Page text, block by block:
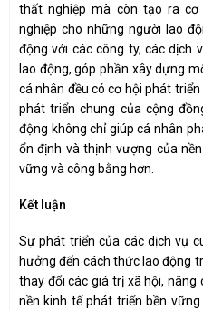
thất nghiệp mà còn tạo ra
nghiệp cho những người lao
động với các công ty, các dịch
lao động, góp phần xây dựng
cá nhân đều có cơ hội phát
phát triển chung của cộng
động không chỉ giúp cá nhân
ổn định và thịnh vượng của
vững và công bằng hơn.
Kết luận
Sự phát triển của các dịch vụ
hưởng đến cách thức lao động
thay đổi các giá trị xã hội,
nền kinh tế phát triển bền